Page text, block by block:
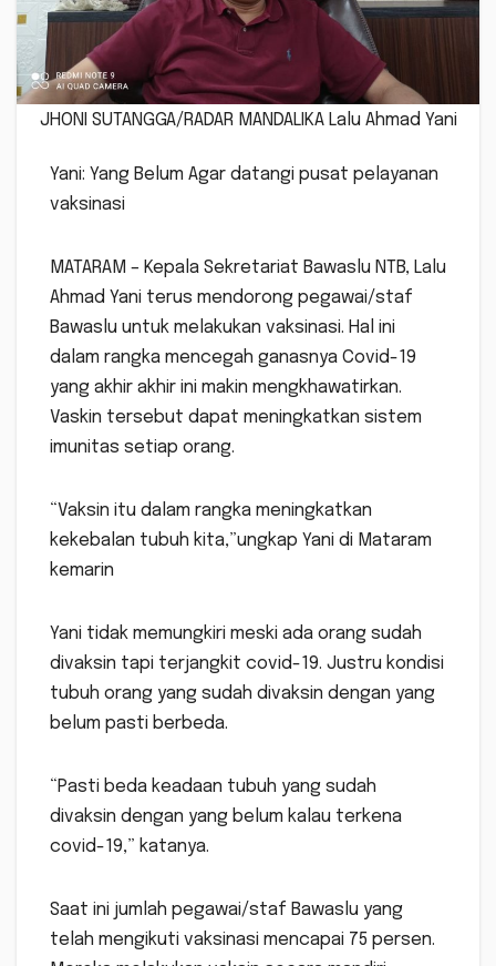
JHONI SUTANGGA/RADAR MANDALIKA Lalu Ahmad Yani
Yani: Yang Belum Agar datangi pusat pelayanan
vaksinasi
MATARAM – Kepala Sekretariat Bawaslu NTB, Lalu
Ahmad Yani terus mendorong pegawai/staf
Bawaslu untuk melakukan vaksinasi. Hal ini
dalam rangka mencegah ganasnya Covid-19
yang akhir akhir ini makin mengkhawatirkan.
Vaskin tersebut dapat meningkatkan sistem
imunitas setiap orang.
“Vaksin itu dalam rangka meningkatkan
kekebalan tubuh kita,”ungkap Yani di Mataram
kemarin
Yani tidak memungkiri meski ada orang sudah
divaksin tapi terjangkit covid-19. Justru kondisi
tubuh orang yang sudah divaksin dengan yang
belum pasti berbeda.
“Pasti beda keadaan tubuh yang sudah
divaksin dengan yang belum kalau terkena
covid-19,” katanya.
Saat ini jumlah pegawai/staf Bawaslu yang
telah mengikuti vaksinasi mencapai 75 persen.